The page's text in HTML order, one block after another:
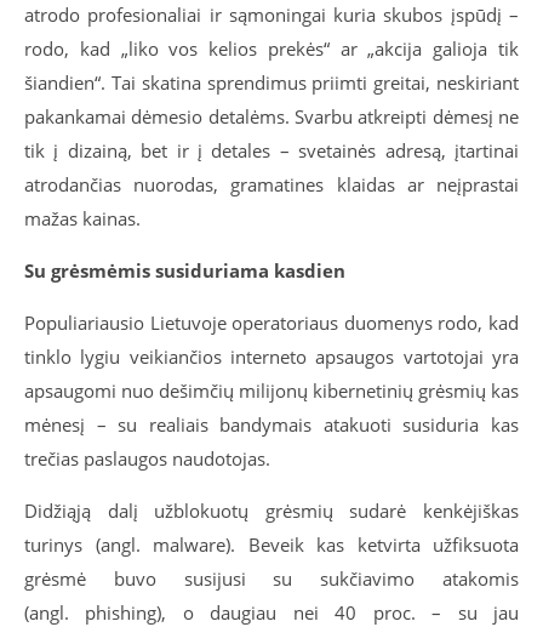
atrodo profesionaliai ir sąmoningai kuria skubos įspūdį –
rodo, kad „liko vos kelios prekės“ ar „akcija galioja tik
šiandien“. Tai skatina sprendimus priimti greitai, neskiriant
pakankamai dėmesio detalėms. Svarbu atkreipti dėmesį ne
tik į dizainą, bet ir į detales – svetainės adresą, įtartinai
atrodančias nuorodas, gramatines klaidas ar neįprastai
mažas kainas.
Su grėsmėmis susiduriama kasdien
Populiariausio Lietuvoje operatoriaus duomenys rodo, kad
tinklo lygiu veikiančios interneto apsaugos vartotojai yra
apsaugomi nuo dešimčių milijonų kibernetinių grėsmių kas
mėnesį – su realiais bandymais atakuoti susiduria kas
trečias paslaugos naudotojas.
Didžiąją dalį užblokuotų grėsmių sudarė kenkėjiškas
turinys (angl. malware). Beveik kas ketvirta užfiksuota
grėsmė buvo susijusi su sukčiavimo atakomis
(angl. phishing), o daugiau nei 40 proc. – su jau